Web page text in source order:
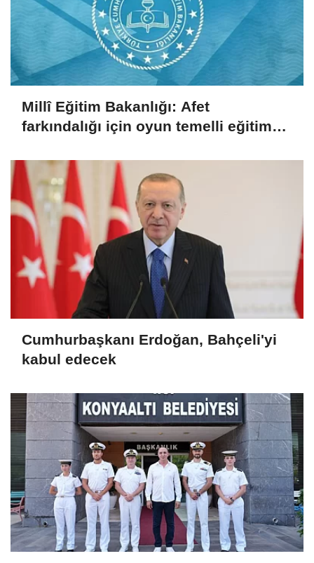
Millî Eğitim Bakanlığı: Afet
farkındalığı için oyun temelli eğitim
Cumhurbaşkanı Erdoğan, Bahçeli'yi
kabul edecek